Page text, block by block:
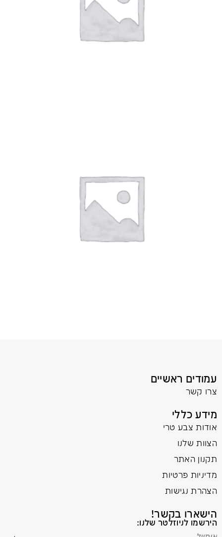
עמודים ראשיים
צרו קשר
מידע כללי
אודות צבע טרי
הצוות שלנו
תקנון האתר
מדיניות פרטיות
הצהרת נגישות
הישארו בקשר!
הירשמו לניוזלטר שלנו: